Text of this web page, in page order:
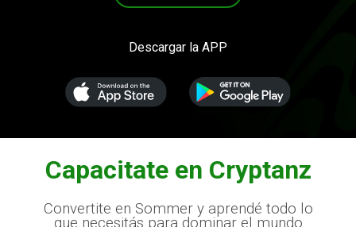
¿Cuáles son los canales de contacto si
de terceros en Cryptanz?
Descargar la APP
Capacitate en Cryptanz
Convertite en Sommer y aprendé todo lo
que necesitás para dominar el mundo